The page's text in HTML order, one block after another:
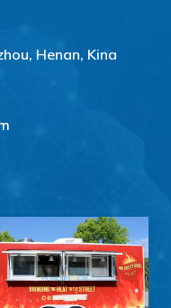
Henan, Kina